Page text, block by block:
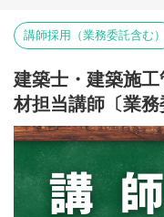
■土木・電気・機械・農
■心理・福祉系（臨床心理
講師採用（業務委託含む）
建築士・建築施
材担当講師〔業務